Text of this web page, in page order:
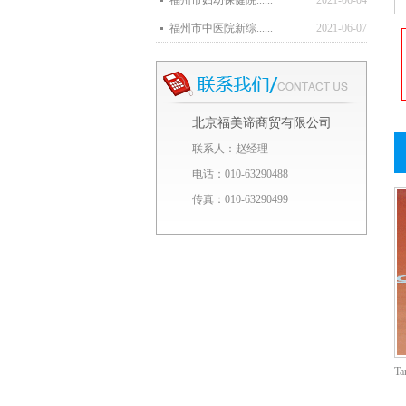
福州市中医院新综...... 2021-06-07
北京福美谛商贸有限公司
联系人：赵经理
电话：010-63290488
传真：010-63290499